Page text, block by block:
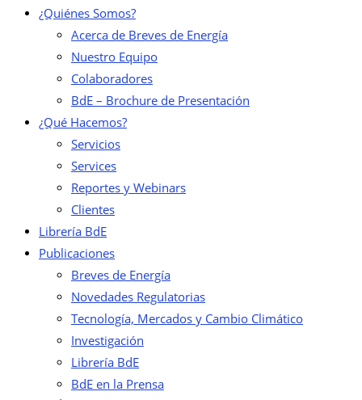
¿Quiénes Somos?
Acerca de Breves de Energía
Nuestro Equipo
Colaboradores
BdE – Brochure de Presentación
¿Qué Hacemos?
Servicios
Services
Reportes y Webinars
Clientes
Librería BdE
Publicaciones
Breves de Energía
Novedades Regulatorias
Tecnología, Mercados y Cambio Climático
Investigación
Librería BdE
BdE en la Prensa